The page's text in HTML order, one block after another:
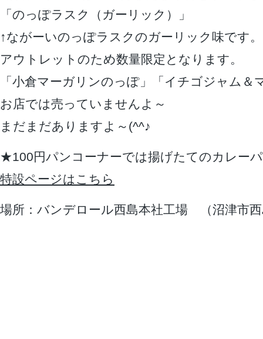
「のっぽラスク（ガーリック）」
↑ながーいのっぽラスクのガーリック味です。
アウトレットのため数量限定となります。
「小倉マーガリンのっぽ」「イチゴジャム
お店では売っていませんよ～
まだまだありますよ～(^^♪
★100円パンコーナーでは揚げたてのカレー
特設ページはこちら
場所：バンデロール西島本社工場 （沼津市